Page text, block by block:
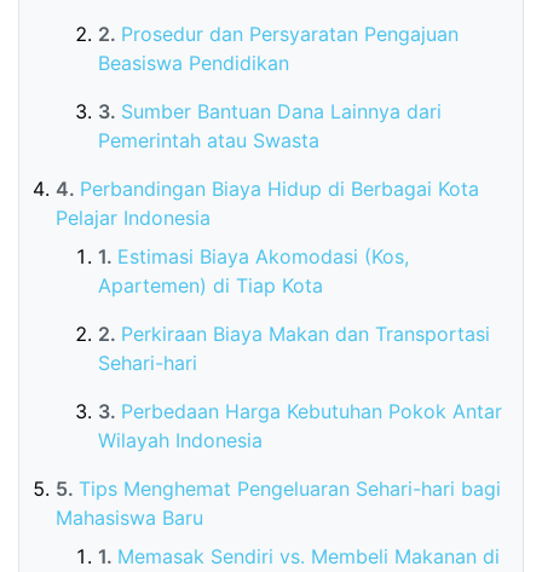
Prosedur dan Persyaratan Pengajuan
Beasiswa Pendidikan
Sumber Bantuan Dana Lainnya dari
Pemerintah atau Swasta
Perbandingan Biaya Hidup di Berbagai Kota
Pelajar Indonesia
Estimasi Biaya Akomodasi (Kos,
Apartemen) di Tiap Kota
Perkiraan Biaya Makan dan Transportasi
Sehari-hari
Perbedaan Harga Kebutuhan Pokok Antar
Wilayah Indonesia
Tips Menghemat Pengeluaran Sehari-hari bagi
Mahasiswa Baru
Memasak Sendiri vs. Membeli Makanan di